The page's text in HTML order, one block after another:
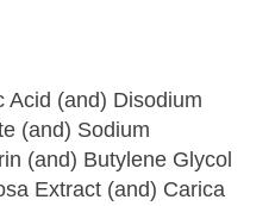
Acid (and) Disodium
(and) Sodium
(and) Butylene Glycol
Extract (and) Carica